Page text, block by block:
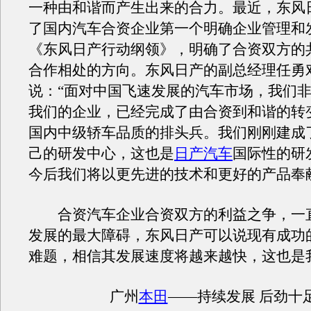
一种由和谐而产生出来的合力。最近，东风
了国内汽车合资企业第一个明确企业管理和
《东风日产行动纲领》，明确了合资双方
合作相处的方向。东风日产的副总经理任勇
说：“面对中国飞速发展的汽车市场，我们
我们的企业，已经完成了由合资到和谐的转
国内中级轿车品质的排头兵。我们刚刚建成
己的研发中心，这也是 日产汽车国际性的
今后我们将以更先进的技术和更好的产品奉
合资汽车企业合资双方的利益之争，一
发展的最大障碍，东风日产可以说现有成功
难题，相信其发展速度将越来越快，这也是
广州本田——持续发展 后劲十